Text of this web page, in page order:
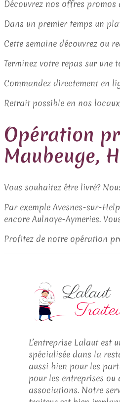
Découvrez nos offres promos
Dans un premier temps un
Cette semaine découvrez ou
Terminez votre repas sur
Commandez directement en
Retrait possible en nos
Opération
Maubeuge,
Vous souhaitez être livré?
Par exemple Avesnes-sur-
encore Aulnoye-Aymeries.
Profitez de notre opération
L’entreprise Lalaut est
spécialisée dans la
aussi bien pour les
pour les entreprises ou
associations. Notre